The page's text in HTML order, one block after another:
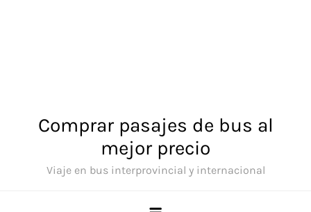
Comprar pasajes de bus al
mejor precio
Viaje en bus interprovincial y internacional